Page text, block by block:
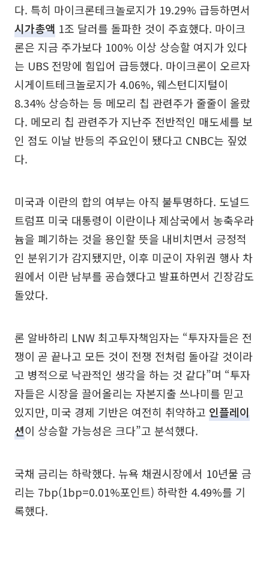
다. 특히 마이크론테크놀로지가 19.29% 급등하면서
시가총액 1조 달러를 돌파한 것이 주효했다. 마이크
론은 지금 주가보다 100% 이상 상승할 여지가 있다
는 UBS 전망에 힘입어 급등했다. 마이크론이 오르자
시게이트테크놀로지가 4.06%, 웨스턴디지털이
8.34% 상승하는 등 메모리 칩 관련주가 줄줄이 올랐
다. 메모리 칩 관련주가 지난주 전반적인 매도세를 보
인 점도 이날 반등의 주요인이 됐다고 CNBC는 짚었
다.
미국과 이란의 합의 여부는 아직 불투명하다. 도널드
트럼프 미국 대통령이 이란이나 제삼국에서 농축우라
늄을 폐기하는 것을 용인할 뜻을 내비치면서 긍정적
인 분위기가 감지됐지만, 이후 미군이 자위권 행사 차
원에서 이란 남부를 공습했다고 발표하면서 긴장감도
돌았다.
론 알바하리 LNW 최고투자책임자는 “투자자들은 전
쟁이 곧 끝나고 모든 것이 전쟁 전처럼 돌아갈 것이라
고 병적으로 낙관적인 생각을 하는 것 같다”며 “투자
자들은 시장을 끌어올리는 자본지출 쓰나미를 믿고
있지만, 미국 경제 기반은 여전히 취약하고 인플레이
션이 상승할 가능성은 크다”고 분석했다.
국채 금리는 하락했다. 뉴욕 채권시장에서 10년물 금
리는 7bp(1bp=0.01%포인트) 하락한 4.49%를 기
록했다.